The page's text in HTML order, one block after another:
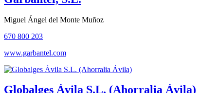
Miguel Ángel del Monte Muñoz
670 800 203
www.garbantel.com
Globalges Ávila S.L. (Ahorralia Ávila)